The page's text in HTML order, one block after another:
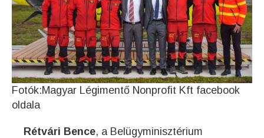
Fotók:Magyar Légimentő Nonprofit Kft facebook
oldala
Rétvári Bence, a Belügyminisztérium